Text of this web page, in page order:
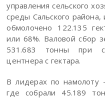
управления сельского
среды Сальского района,
обмолочено 122.135
или 68%. Валовой сбор
531.683 тонны при
центнера с гектара.
В лидерах по
где собрали 45.189